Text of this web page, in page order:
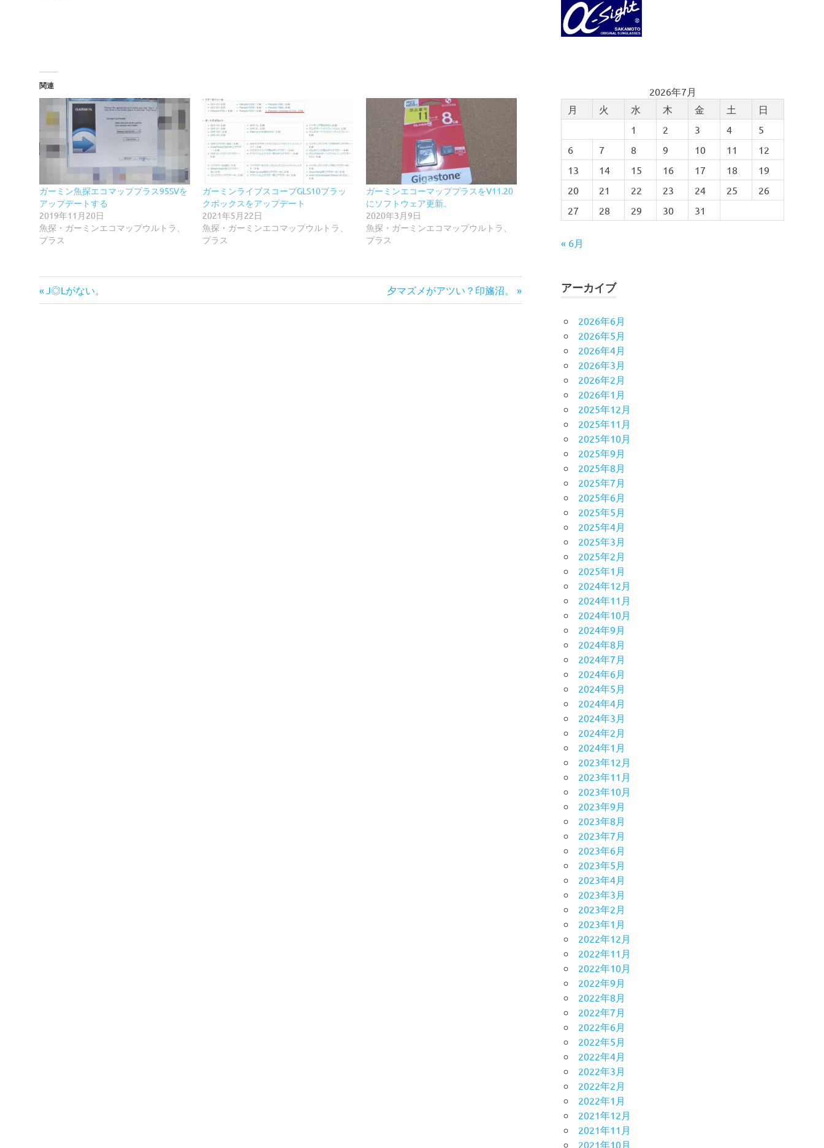
関連
ガーミン魚探エコマッププラス95SVを
アップデートする
2019年11月20日
魚探・ガーミンエコマップウルトラ、
プラス
ガーミンライブスコープGLS10ブラッ
クボックスをアップデート
2021年5月22日
魚探・ガーミンエコマップウルトラ、
プラス
ガーミンエコーマッププラスをV11.20
にソフトウェア更新。
2020年3月9日
魚探・ガーミンエコマップウルトラ、
プラス
投
前
の
J◎Lがない。
次
の
夕マズメがアツい？印旛沼。
2026年7月
月
火 水 木 金 土
日
1
2 3 4
5
6
7 8 9 10 11
12
13
14 15 16 17 18
19
20
21 22 23 24 25
26
27
28 29 30 31
« 6月
アーカイブ
2026年6月
2026年5月
2026年4月
2026年3月
2026年2月
2026年1月
2025年12月
2025年11月
2025年10月
2025年9月
2025年8月
2025年7月
2025年6月
2025年5月
2025年4月
2025年3月
2025年2月
2025年1月
2024年12月
2024年11月
2024年10月
2024年9月
2024年8月
2024年7月
2024年6月
2024年5月
2024年4月
2024年3月
2024年2月
2024年1月
2023年12月
2023年11月
2023年10月
2023年9月
2023年8月
2023年7月
2023年6月
2023年5月
2023年4月
2023年3月
2023年2月
2023年1月
2022年12月
2022年11月
2022年10月
2022年9月
2022年8月
2022年7月
2022年6月
2022年5月
2022年4月
2022年3月
2022年2月
2022年1月
2021年12月
2021年11月
2021年10月